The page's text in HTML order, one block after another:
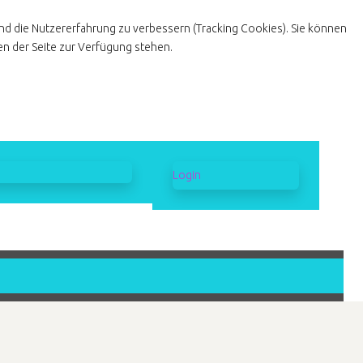
Login
die Nutzererfahrung zu verbessern (Tracking Cookies). Sie können
der Seite zur Verfügung stehen.